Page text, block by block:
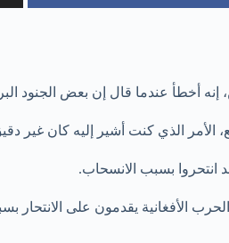
إنه أخطأ عندما قال إن بعض الجنود
الذي كنت أشير إليه كان غير
انتحروا بسبب الانسحاب.
الأفغانية يقدمون على الانتحار